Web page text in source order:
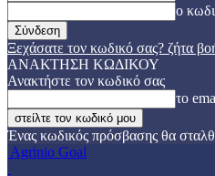
ο
Ξεχάσατε τον κωδικό σας? ζήτα
ΑΝΑΚΤΗΣΗ ΚΩΔΙΚΟΥ
Ανακτήστε τον κωδικό σας
το
Ένας κωδικός πρόσβασης θα
Agrinio Goal